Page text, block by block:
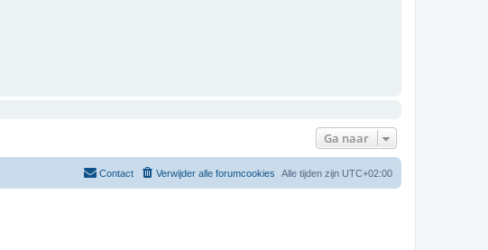
Ga naar
Alle tijden zijn UTC+02:00
Verwijder alle forumcookies
Contact